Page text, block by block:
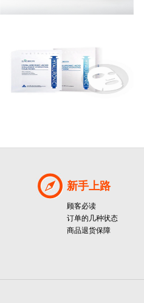
新手上路
顾客必读
订单的几种状态
商品退货保障